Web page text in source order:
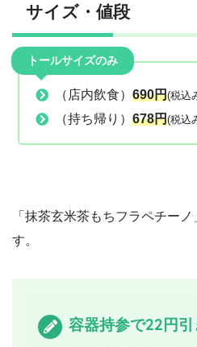
サイズ・値段
トールサイズのみ
（店内飲食） 690円(税込
（持ち帰り） 678円(税込
「抹茶玄米茶もちフラペチー
す。
容器持参で22円引